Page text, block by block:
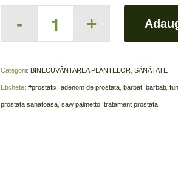
Categorii: BINECUVÂNTAREA PLANTELOR,SĂNĂTATE
Etichete:#prostafix,adenom de prostata, barbat, barbati,
prostata sanatoasa,saw palmetto,tratament prostata